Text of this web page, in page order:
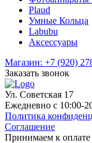
Plaud
Умные Кольца
Labubu
Аксессуары
Магазин: +7 (920)
Заказать звонок
Ул. Советская 17
Ежедневно с 10:00-
Политика
Соглашение
Принимаем к оплате